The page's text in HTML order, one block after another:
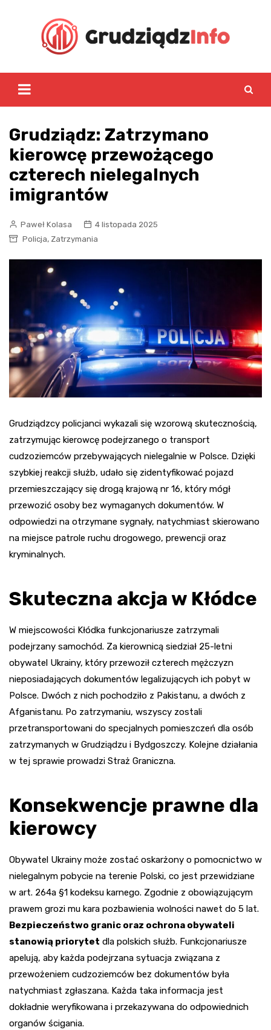
Grudziądz: Zatrzymano
kierowcę przewożącego
czterech nielegalnych
imigrantów
Paweł Kolasa
4 listopada 2025
Policja, Zatrzymania
Grudziądzcy policjanci wykazali się wzorową skutecznością,
zatrzymując kierowcę podejrzanego o transport
cudzoziemców przebywających nielegalnie w Polsce. Dzięki
szybkiej reakcji służb, udało się zidentyfikować pojazd
przemieszczający się drogą krajową nr 16, który mógł
przewozić osoby bez wymaganych dokumentów. W
odpowiedzi na otrzymane sygnały, natychmiast skierowano
na miejsce patrole ruchu drogowego, prewencji oraz
kryminalnych.
Skuteczna akcja w Kłódce
W miejscowości Kłódka funkcjonariusze zatrzymali
podejrzany samochód. Za kierownicą siedział 25-letni
obywatel Ukrainy, który przewoził czterech mężczyzn
nieposiadających dokumentów legalizujących ich pobyt w
Polsce. Dwóch z nich pochodziło z Pakistanu, a dwóch z
Afganistanu. Po zatrzymaniu, wszyscy zostali
przetransportowani do specjalnych pomieszczeń dla osób
zatrzymanych w Grudziądzu i Bydgoszczy. Kolejne działania
w tej sprawie prowadzi Straż Graniczna.
Konsekwencje prawne dla
kierowcy
Obywatel Ukrainy może zostać oskarżony o pomocnictwo w
nielegalnym pobycie na terenie Polski, co jest przewidziane
w art. 264a §1 kodeksu karnego. Zgodnie z obowiązującym
prawem grozi mu kara pozbawienia wolności nawet do 5 lat.
Bezpieczeństwo granic oraz ochrona obywateli
stanowią priorytet dla polskich służb. Funkcjonariusze
apelują, aby każda podejrzana sytuacja związana z
przewożeniem cudzoziemców bez dokumentów była
natychmiast zgłaszana. Każda taka informacja jest
dokładnie weryfikowana i przekazywana do odpowiednich
organów ścigania.